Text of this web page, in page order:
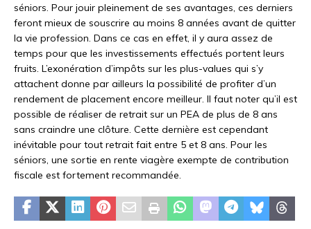
séniors. Pour jouir pleinement de ses avantages, ces derniers
feront mieux de souscrire au moins 8 années avant de quitter
la vie profession. Dans ce cas en effet, il y aura assez de
temps pour que les investissements effectués portent leurs
fruits. L’exonération d’impôts sur les plus-values qui s’y
attachent donne par ailleurs la possibilité de profiter d’un
rendement de placement encore meilleur. Il faut noter qu’il est
possible de réaliser de retrait sur un PEA de plus de 8 ans
sans craindre une clôture. Cette dernière est cependant
inévitable pour tout retrait fait entre 5 et 8 ans. Pour les
séniors, une sortie en rente viagère exempte de contribution
fiscale est fortement recommandée.